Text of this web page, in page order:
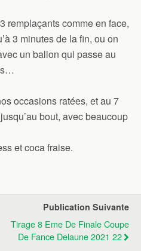
remplaçants comme en face,
3 minutes de la fin, ou on
un ballon qui passe au
occasions ratées, et au 7
bout, avec beaucoup
et coca fraise.
Publication Suivante
Tirage 8 Eme De Finale Coupe
De Fance Delaune 2021 22